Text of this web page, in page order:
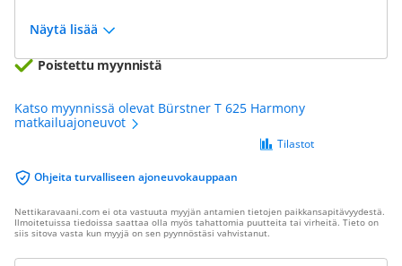
Näytä lisää
Poistettu myynnistä
Katso myynnissä olevat Bürstner T 625 Harmony
matkailuajoneuvot
Ohjeita turvalliseen ajoneuvokauppaan
Tilastot
Nettikaravaani.com ei ota vastuuta myyjän antamien tietojen paikkansapitävyydestä.
Ilmoitetuissa tiedoissa saattaa olla myös tahattomia puutteita tai virheitä. Tieto on
siis sitova vasta kun myyjä on sen pyynnöstäsi vahvistanut.